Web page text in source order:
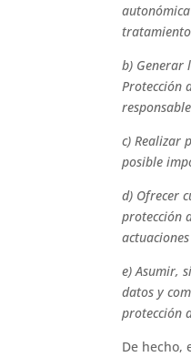
b) Generar
Protección
c) Realizar
posible
d) Ofrecer
protección
e) Asumir,
datos y
protección
De hecho,